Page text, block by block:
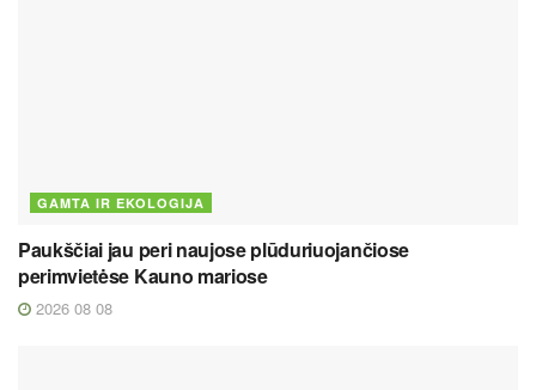
GAMTA IR EKOLOGIJA
Paukščiai jau peri naujose plūduriuojančiose
perimvietėse Kauno mariose
2026 08 08